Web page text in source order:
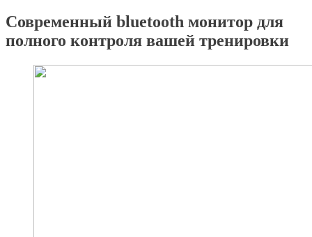
Современный bluetooth монитор для
полного контроля вашей тренировки